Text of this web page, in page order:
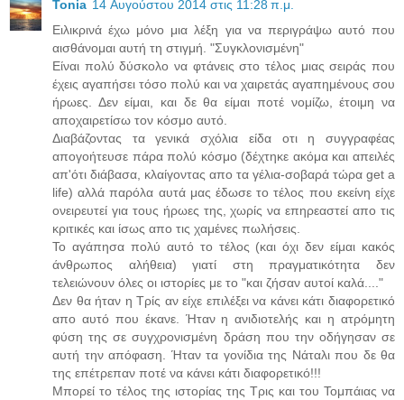
Tonia 14 Αυγούστου 2014 στις 11:28 π.μ.
Ειλικρινά έχω μόνο μια λέξη για να περιγράψω αυτό που
αισθάνομαι αυτή τη στιγμή. "Συγκλονισμένη"
Είναι πολύ δύσκολο να φτάνεις στο τέλος μιας σειράς που
έχεις αγαπήσει τόσο πολύ και να χαιρετάς αγαπημένους σου
ήρωες. Δεν είμαι, και δε θα είμαι ποτέ νομίζω, έτοιμη να
αποχαιρετίσω τον κόσμο αυτό.
Διαβάζοντας τα γενικά σχόλια είδα οτι η συγγραφέας
απογοήτευσε πάρα πολύ κόσμο (δέχτηκε ακόμα και απειλές
απ'ότι διάβασα, κλαίγοντας απο τα γέλια-σοβαρά τώρα get a
life) αλλά παρόλα αυτά μας έδωσε το τέλος που εκείνη είχε
ονειρευτεί για τους ήρωες της, χωρίς να επηρεαστεί απο τις
κριτικές και ίσως απο τις χαμένες πωλήσεις.
Το αγάπησα πολύ αυτό το τέλος (και όχι δεν είμαι κακός
άνθρωπος αλήθεια) γιατί στη πραγματικότητα δεν
τελειώνουν όλες οι ιστορίες με το "και ζήσαν αυτοί καλά...."
Δεν θα ήταν η Τρίς αν είχε επιλέξει να κάνει κάτι διαφορετικό
απο αυτό που έκανε. Ήταν η ανιδιοτελής και η ατρόμητη
φύση της σε συγχρονισμένη δράση που την οδήγησαν σε
αυτή την απόφαση. Ήταν τα γονίδια της Νάταλι που δε θα
της επέτρεπαν ποτέ να κάνει κάτι διαφορετικό!!!
Μπορεί το τέλος της ιστορίας της Τρις και του Τομπάιας να